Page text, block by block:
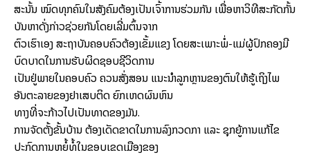
ສະນັ້ນ ໝົດທຸກຄົນໃນສັງຄົມຕ້ອງເປັນເຈົ້າການຮ່ວມກັນ ເພື່ອຫາວິທີສະກັດກັ້ນ
ບັນຫາດັ່ງກ່າວຊ່ວຍກັນໂດຍເລີ່ມຕົ້ນຈາກ
ຕົວເຮົາເອງ ສະຖາບັນຄອບຄົວຕ້ອງເຂັ້ມແຂງ ໂດຍສະເພາະພໍ່-ແມ່ຜູ້ປົກຄອງມີ
ບົດບາດໃນການຮັບຜິດຊອບຊີວິດການ
ເປັນຢູ່ພາຍໃນຄອບຄົວ ຄວນສັ່ງສອນ ແນະນຳລູກຫຼານຂອງຕົນໃຫ້ຮູ້ເຖິງໄພ
ອັນຕະລາຍຂອງຢາເສບຕິດ ຍົກເຫດຜົນຫົນ
ທາງທີ່ຈະກ້າວໄປເປັນທາດຂອງມັນ.
ການຈັດຕັ້ງຂັ້ນບ້ານ ຕ້ອງເດັດຂາດໃນການລົງກວດກາ ແລະ ຊຸກຍູ້ການແກ້ໄຂ
ປະກົດການຫຍໍ້ທໍ້ໃນຂອບເຂດເມືອງຂອງ